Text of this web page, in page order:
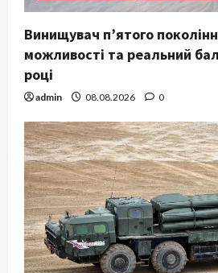
Винищувач п’ятого
можливості та реальний
році
admin 08.08.2026 0